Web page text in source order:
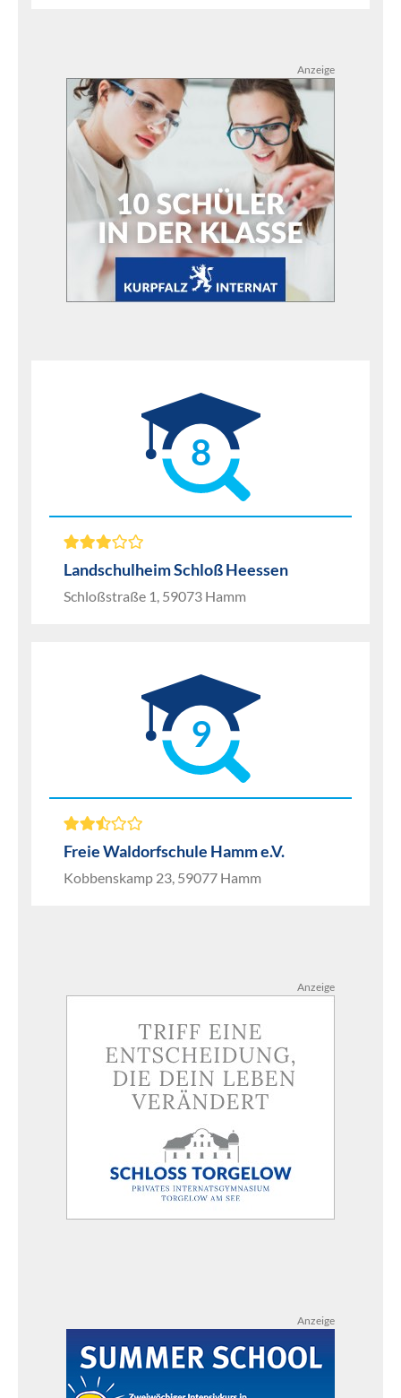
Anzeige
8
Landschulheim Schloß Heessen
Schloßstraße 1, 59073 Hamm
9
Freie Waldorfschule Hamm e.V.
Kobbenskamp 23, 59077 Hamm
Anzeige
Anzeige